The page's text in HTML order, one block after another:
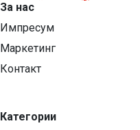
За нас
Импресум
Маркетинг
Контакт
Категории